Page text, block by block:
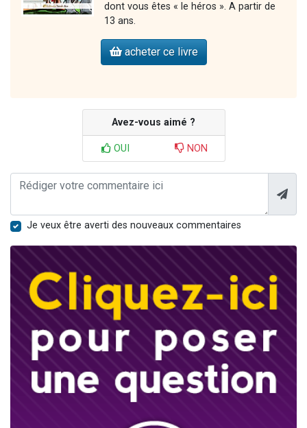
dont vous êtes « le héros ». A partir de
13 ans.
acheter ce livre
Avez-vous aimé ?
OUI NON
Je veux être averti des nouveaux commentaires